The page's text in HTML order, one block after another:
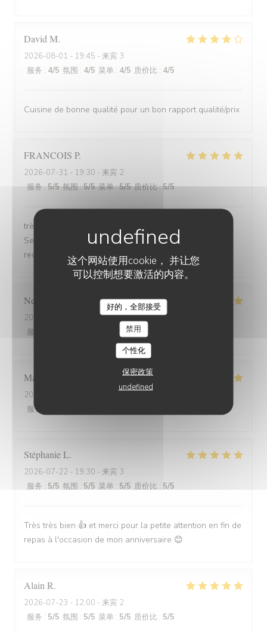
这个网站使用cookie， 并让您
可以控制想要激活的内容。
好的，全部接受
禁用
个性化
保密政策
undefined
David M
2026-08-01 - 19:45 - 来宾 3
服务 : 4/5 氛围 : 4/5 菜单 : 4/5 质价比 : 4/5
Cuisine de bonne qualité pour un bon rapport qualité/prix
FRANCOIS P
2026-07-31 - 19:30 - 来宾 2
服务:5/5 氛围:5/5 菜单:5/5 质价比:5/5
très bonne soirée et très bon dîner, comme d'habitude.
Serveuse et serveur très professionnels. Nous
recommandons, jamais déçu.
Nelly
2026-07-31
- 20:00 - 来宾 2
服务
/5 质价比
Marion
2026-07-30
服务
StéphanieL
2026-07-22 - 19:30 - 来宾 3
服务 : 5/5 氛围 : 5/5 菜单 : 5/5 质价比 : 5/5
Très très bien 👍 et merci pour la petite attention en fin de
repas à l'occasion de mon anniversaire 😊
Alain R
2026-07-23 - 12:00 - 来宾 2
服务 : 5/5 氛围 : 5/5 菜单 : 5/5 质价比 : 5/5